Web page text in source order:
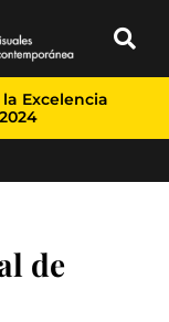
Excelencia
de